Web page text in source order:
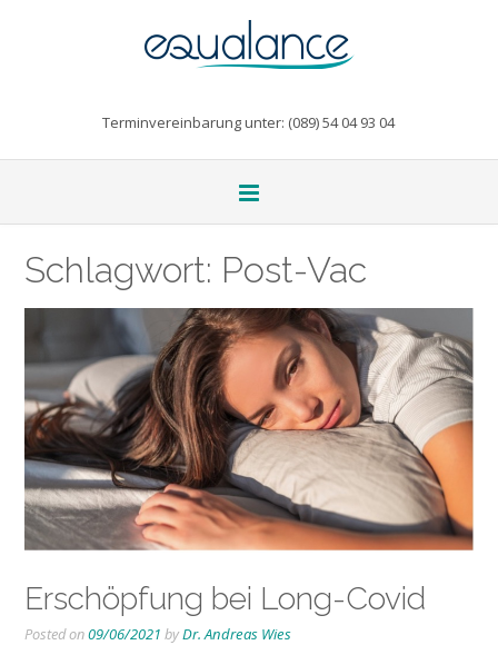
Terminvereinbarung unter: (089) 54 04 93 04
Schlagwort: Post-Vac
Erschöpfung bei Long-Covid
Posted on09/06/2021 byDr. Andreas Wies